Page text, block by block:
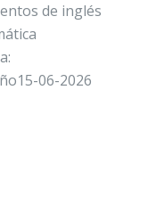
de inglés
06-2026